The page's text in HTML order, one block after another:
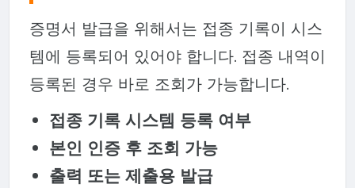
증명서 발급을 위해서는 접종 기록이 시스
템에 등록되어 있어야 합니다. 접종 내역이
등록된 경우 바로 조회가 가능합니다.
접종 기록 시스템 등록 여부
본인 인증 후 조회 가능
출력 또는 제출용 발급